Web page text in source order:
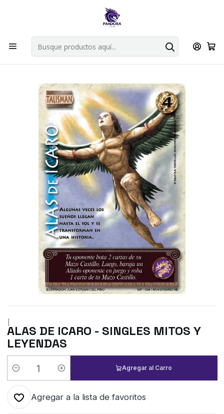
Por compras en cartas singles superiores a 49.990 el envio es
Explorar singles
Inicio Juegos de cartas TCG Mitos y Leyendas TCG
Singles Primer Bloque MYL Talisman
|
ALAS DE ICARO - SINGLES MITOS Y
LEYENDAS
Cantidad
Agregar al Carro
Agregar a la lista de favoritos